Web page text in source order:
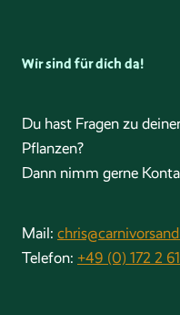
Wir sind für dich da!
Du hast Fragen zu
Pflanzen?
Dann nimm gerne
Mail:
Telefon: +49 (0) 172 2